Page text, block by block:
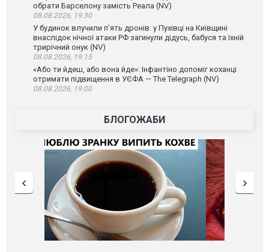
обрати Барселону замість Реала (NV)
08.08.2026, 19:30
У будинок влучили п’ять дронів: у Пухівці на Київщині
внаслідок нічної атаки РФ загинули дідусь, бабуся та їхній
трирічний онук (NV)
08.08.2026, 19:15
«Або ти йдеш, або вона йде»: Інфантіно допоміг коханці
отримати підвищення в УЄФА — The Telegraph (NV)
08.08.2026, 19:00
БЛОГОЖАБИ